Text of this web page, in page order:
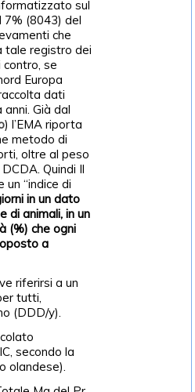
sul
7% (8043) del
che
tale registro dei
se
Europa
dati
Già dal
) l’EMA riporta
metodo di
oltre al peso
Quindi Il
un “indice di
in un dato
di animali, in un
(%) che ogni
a
riferirsi a un
tutti,
(DDD/y).
secondo la
olandese).